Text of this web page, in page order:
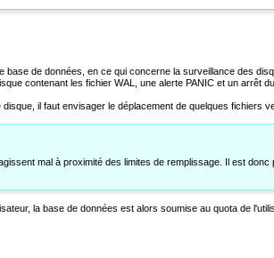
base de données, en ce qui concerne la surveillance des
contenant les fichier WAL, une alerte PANIC et un arrêt
il faut envisager le déplacement de quelques fichiers
mal à proximité des limites de remplissage. Il est
la base de données est alors soumise au quota de